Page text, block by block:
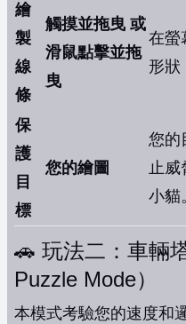
繪
製
線
條
觸摸並拖曳 或
滑鼠點擊並拖
曳
在螢
形狀
保
護
目
標
您的繪圖
您的
止威
小貓
🚗 玩法二：車輛
Puzzle Mode）
本模式考驗您的速度和